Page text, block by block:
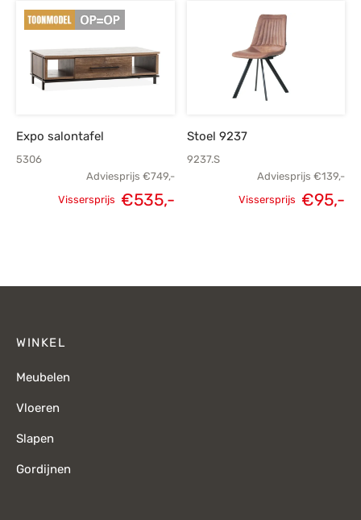
Expo salontafel
5306
Adviesprijs €749,-
Vissersprijs €535,-
Stoel 9237
9237.S
Adviesprijs €139,-
Oorspronkelijke
Vissersprijs €95,-
WINKEL
Meubelen
Vloeren
Slapen
Gordijnen